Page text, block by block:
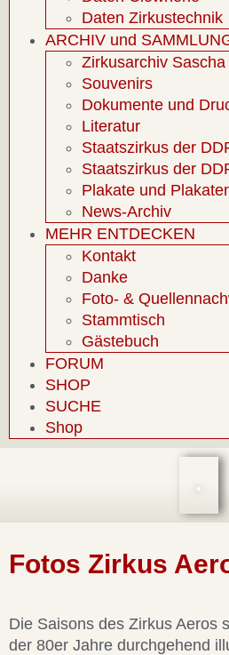
Daten Zirkustechnik
ARCHIV und
Zirkusarchiv
Souvenirs
Dokumente und
Literatur
Staatszirkus der
Staatszirkus der
Plakate und
News-Archiv
MEHR ENTDECKEN
Kontakt
Danke
Foto- &
Stammtisch
Gästebuch
FORUM
SHOP
SUCHE
Shop
Fotos Zirkus
Die Saisons des Zirkus Aeros
der 80er Jahre durchgehend